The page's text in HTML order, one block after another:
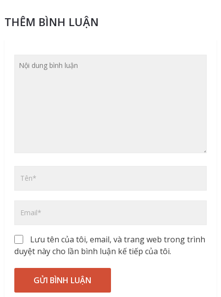
THÊM BÌNH LUẬN
Lưu tên của tôi, email, và trang web trong trình
duyệt này cho lần bình luận kế tiếp của tôi.